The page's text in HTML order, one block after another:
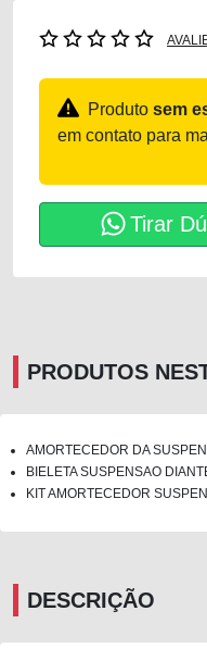
Produto sem
em contato para
Tirar
PRODUTOS
AMORTECEDOR DA
BIELETA SUSPENSAO
KIT AMORTECEDOR
DESCRIÇÃO